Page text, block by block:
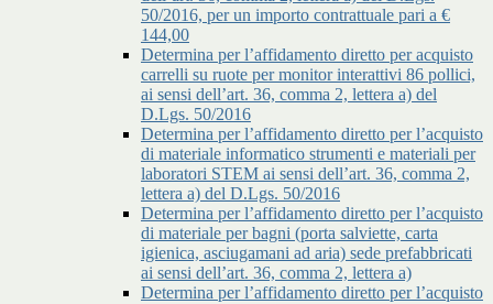
50/2016, per un importo contrattuale pari a €
144,00
Determina per l’affidamento diretto per acquisto
carrelli su ruote per monitor interattivi 86 pollici,
ai sensi dell’art. 36, comma 2, lettera a) del
D.Lgs. 50/2016
Determina per l’affidamento diretto per l’acquisto
di materiale informatico strumenti e materiali per
laboratori STEM ai sensi dell’art. 36, comma 2,
lettera a) del D.Lgs. 50/2016
Determina per l’affidamento diretto per l’acquisto
di materiale per bagni (porta salviette, carta
igienica, asciugamani ad aria) sede prefabbricati
ai sensi dell’art. 36, comma 2, lettera a)
Determina per l’affidamento diretto per l’acquisto